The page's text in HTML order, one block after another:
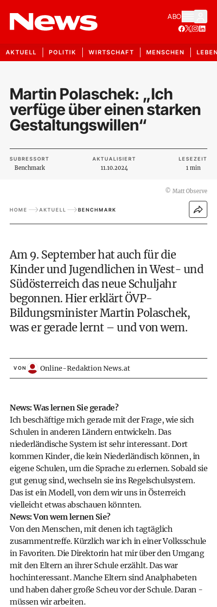
ABO
AKTUELL POLITIK WIRTSCHAFT MENSCHEN
Martin Polaschek: „Ich
verfüge über einen starken
Gestaltungswillen“
SUBRESSORT
Benchmark
AKTUALISIERT
11.10.2024
LESEZEIT
1 min
© Matt Observe
HOME AKTUELL BENCHMARK
Am 9. September hat auch für die
Kinder und Jugendlichen in West- und
Südösterreich das neue Schuljahr
begonnen. Hier erklärt ÖVP-
Bildungsminister Martin Polaschek,
was er gerade lernt – und von wem.
VON Online-Redaktion News.at
News: Was lernen Sie gerade?
Ich beschäftige mich gerade mit der Frage, wie sich
Schulen in anderen Ländern entwickeln. Das
niederländische System ist sehr interessant. Dort
kommen Kinder, die kein Niederländisch können, in
eigene Schulen, um die Sprache zu erlernen. Sobald sie
gut genug sind, wechseln sie ins Regelschulsystem.
Das ist ein Modell, von dem wir uns in Österreich
vielleicht etwas abschauen könnten.
News: Von wem lernen Sie?
Von den Menschen, mit denen ich tagtäglich
zusammentreffe. Kürzlich war ich in einer Volksschule
in Favoriten. Die Direktorin hat mir über den Umgang
mit den Eltern an ihrer Schule erzählt. Das war
hochinteressant. Manche Eltern sind Analphabeten
und haben daher große Scheu vor der Schule. Daran -
müssen wir arbeiten.